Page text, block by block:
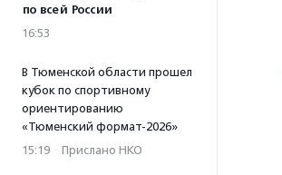
по всей России
16:53
В Тюменской области прошел
кубок по спортивному
ориентированию
«Тюменский формат-2026»
15:19 · Прислано НКО